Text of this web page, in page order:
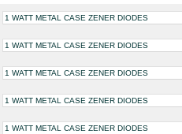
1 WATT METAL CASE ZENER DIODES
1 WATT METAL CASE ZENER DIODES
1 WATT METAL CASE ZENER DIODES
1 WATT METAL CASE ZENER DIODES
1 WATT METAL CASE ZENER DIODES